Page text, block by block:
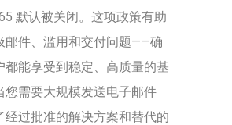
默认被关闭。这项政策有助
邮件、滥用和交付问题——确
都能享受到稳定、高质量的基
您需要大规模发送电子邮件
经过批准的解决方案和替代的